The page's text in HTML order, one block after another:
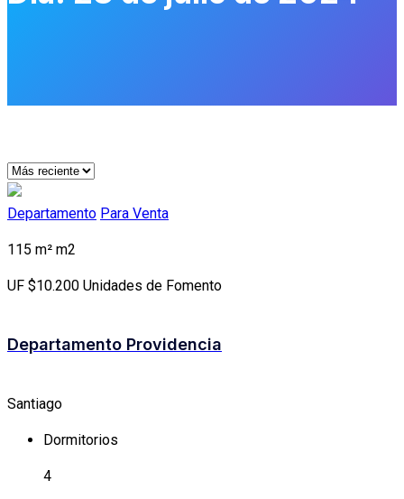
Departamento Para Venta
115 m² m2
UF $10.200 Unidades de Fomento
Departamento Providencia
Santiago
Dormitorios
4